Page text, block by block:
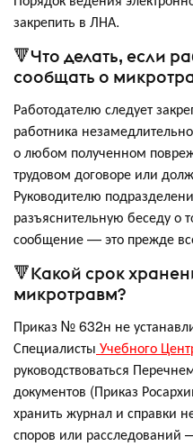
закрепить в ЛНА.
🔻Что делать, если
сообщать о
Работодателю следует
работника
о любом полученном
трудовом договоре или
Руководителю
разъяснительную беседу о
сообщение — это прежде
🔻Какой срок
микротравм?
Приказ № 632н не
Специалисты Учебного
руководствоваться
документов (Приказ
хранить журнал и справки
споров или расследований